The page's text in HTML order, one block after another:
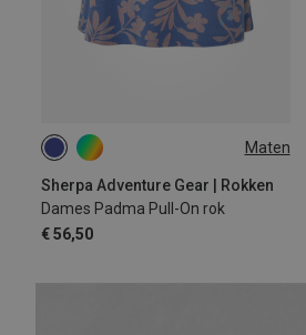
Maten
Sherpa Adventure Gear | Rokken
Dames Padma Pull-On rok
€ 56,50
XS S